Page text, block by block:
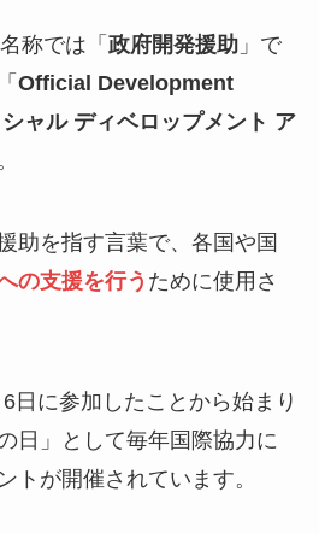
称では「 政府開発援助」で
Official Development
ャル ディベロップメント ア
助を指す言葉で、各国や国
の支援を行う ために使用さ
日に参加したことから始まり
日」として毎年国際協力に
トが開催されています。